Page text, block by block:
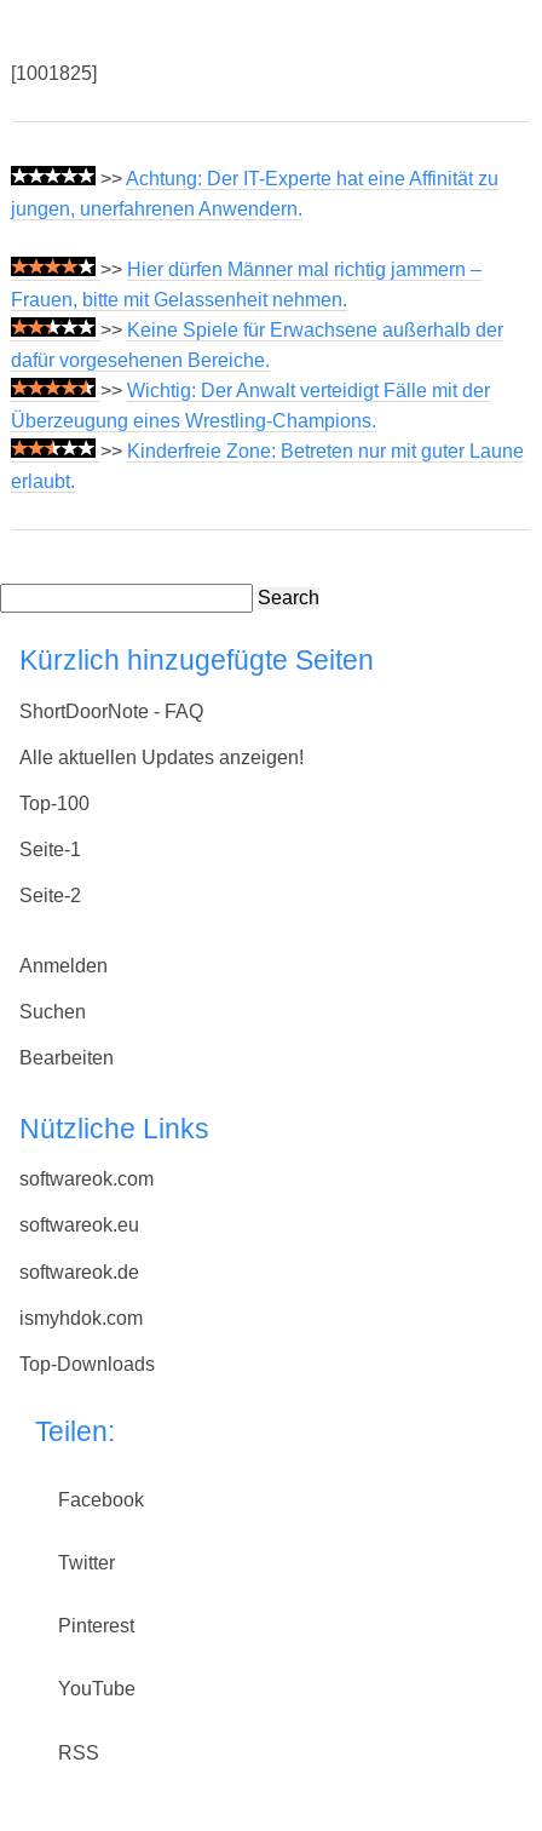
[1001825]
>>Achtung: Der IT-Experte hat eine Affinität zu
jungen, unerfahrenen Anwendern.
>> Hier dürfen Männer mal richtig jammern –
Frauen, bitte mit Gelassenheit nehmen.
>> Keine Spiele für Erwachsene außerhalb der
dafür vorgesehenen Bereiche.
>> Wichtig: Der Anwalt verteidigt Fälle mit der
Überzeugung eines Wrestling-Champions.
>> Kinderfreie Zone: Betreten nur mit guter Laune
erlaubt.
Search
Kürzlich hinzugefügte Seiten
ShortDoorNote - FAQ
Alle aktuellen Updates anzeigen!
Top-100
Seite-1
Seite-2
Anmelden
Suchen
Bearbeiten
Nützliche Links
softwareok.com
softwareok.eu
softwareok.de
ismyhdok.com
Top-Downloads
Teilen:
Facebook
Twitter
Pinterest
YouTube
RSS